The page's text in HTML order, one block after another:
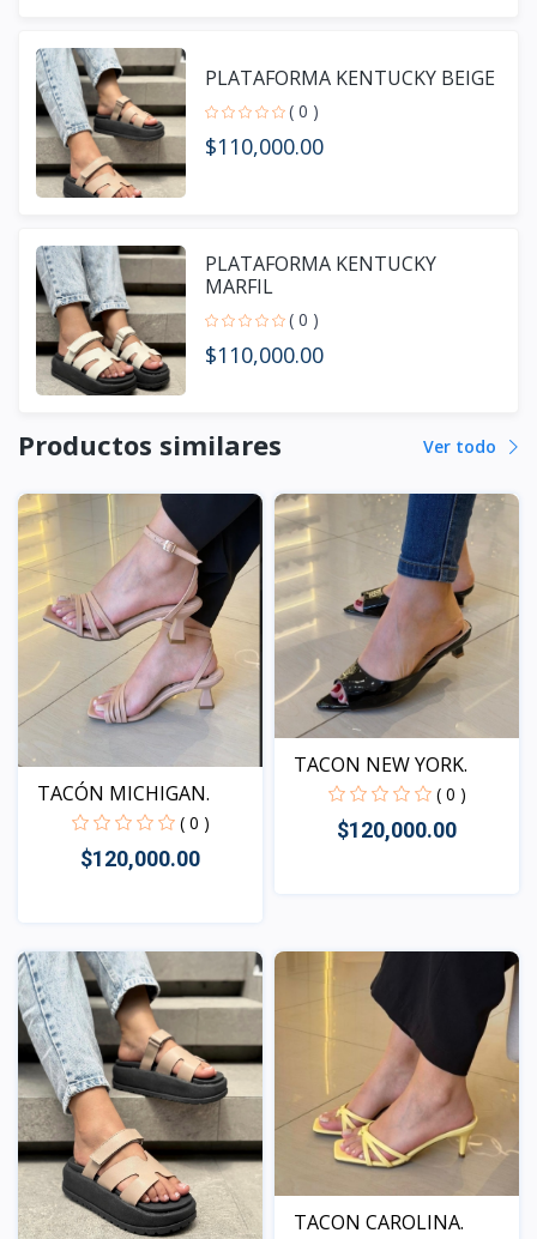
PLATAFORMA KENTUCKY BEIGE
( 0 )
$110,000.00
PLATAFORMA KENTUCKY
MARFIL
( 0 )
$110,000.00
Productos similares Ver todo
TACÓN MICHIGAN.
( 0 )
$120,000.00
Vista
TACON NEW YORK.
( 0 )
$120,000.00
TACON CAROLINA.